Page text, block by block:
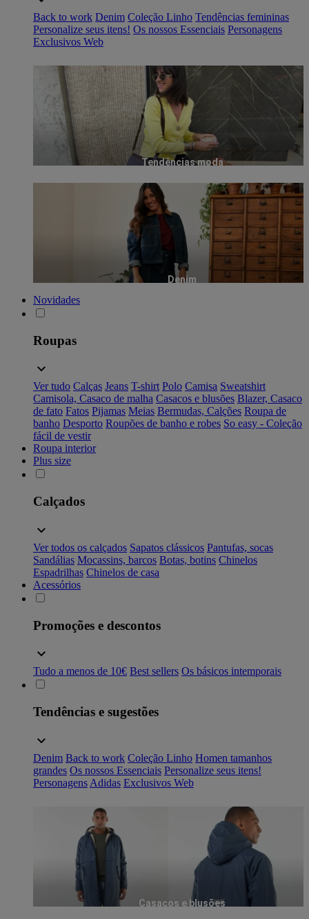
Back to work Denim Coleção Linho Tendências femininas
Personalize seus itens! Os nossos Essenciais Personagens
Exclusivos Web
Tendências moda
Denim
Novidades
Roupas
Ver tudo Calças Jeans T-shirt Polo Camisa Sweatshirt
Camisola, Casaco de malha Casacos e blusões Blazer, Casaco
de fato Fatos Pijamas Meias Bermudas, Calções Roupa de
banho Desporto Roupões de banho e robes So easy - Coleção
fácil de vestir
Roupa interior
Plus size
Calçados
Ver todos os calçados Sapatos clássicos Pantufas, socas
Sandálias Mocassins, barcos Botas, botins Chinelos
Espadrilhas Chinelos de casa
Acessórios
Promoções e descontos
Tudo a menos de 10€ Best sellers Os básicos intemporais
Tendências e sugestões
Denim Back to work Coleção Linho Homen tamanhos
grandes Os nossos Essenciais Personalize seus itens!
Personagens Adidas Exclusivos Web
Casacos e blusões